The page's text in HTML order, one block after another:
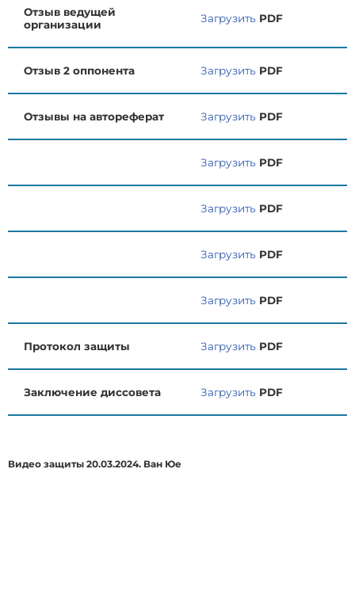
Отзыв ведущей
организации
Загрузить PDF
Отзыв 2 оппонента Загрузить PDF
Отзывы на автореферат Загрузить PDF
Загрузить PDF
Загрузить PDF
Загрузить PDF
Загрузить PDF
Протокол защиты Загрузить PDF
Заключение диссовета Загрузить PDF
Видео защиты 20.03.2024. Ван Юе